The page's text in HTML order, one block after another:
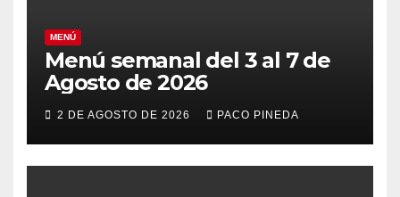
MENÚ
Menú semanal del 3 al 7 de
Agosto de 2026
2 DE AGOSTO DE 2026 PACO PINEDA